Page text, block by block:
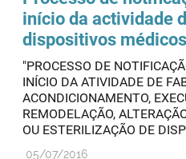
início da actividade
dispositivos médicos
"PROCESSO DE
INÍCIO DA ATIVIDADE DE
ACONDICIONAMENTO,
REMODELAÇÃO,
OU ESTERILIZAÇÃO DE
05/07/2016